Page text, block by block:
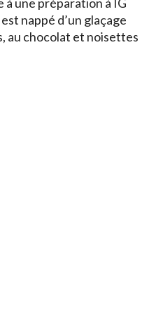
nappé d’un glaçage
au chocolat et noisettes